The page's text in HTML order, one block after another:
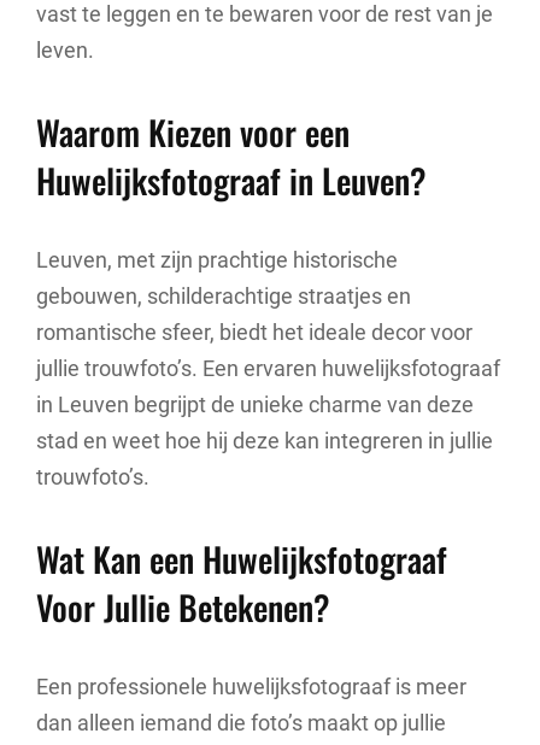
vast te leggen en te bewaren voor de rest van je
leven.
Waarom Kiezen voor een
Huwelijksfotograaf in Leuven?
Leuven, met zijn prachtige historische
gebouwen, schilderachtige straatjes en
romantische sfeer, biedt het ideale decor voor
jullie trouwfoto’s. Een ervaren huwelijksfotograaf
in Leuven begrijpt de unieke charme van deze
stad en weet hoe hij deze kan integreren in jullie
trouwfoto’s.
Wat Kan een Huwelijksfotograaf
Voor Jullie Betekenen?
Een professionele huwelijksfotograaf is meer
dan alleen iemand die foto’s maakt op jullie